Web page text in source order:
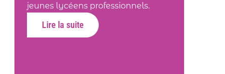
jeunes lycéens professionnels.
Lire la suite